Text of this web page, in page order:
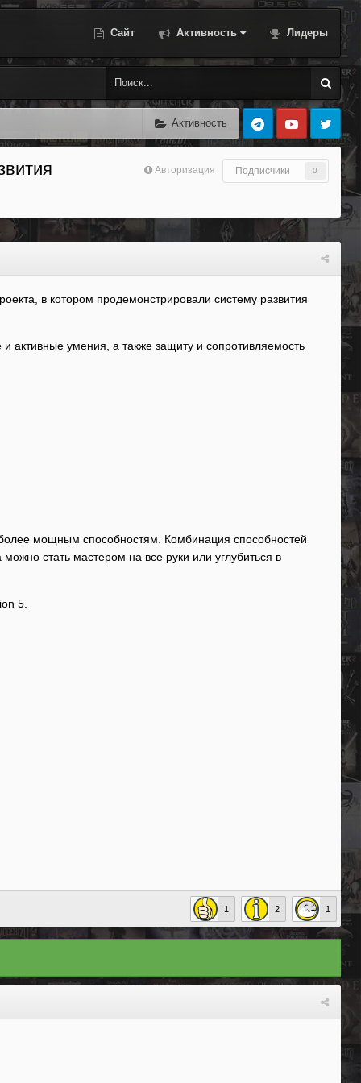
Сайт Активность Лидеры
Активность
Авторизация Подписчики 0
в котором продемонстрировали систему развития
активные умения, а также защиту и сопротивляемость
мощным способностям. Комбинация способностей
стать мастером на все руки или углубиться в
5.
1 2 1